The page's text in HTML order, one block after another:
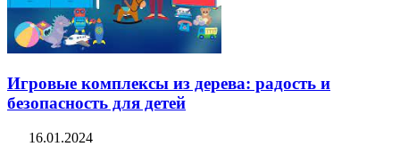
Игровые комплексы из дерева: радость и
безопасность для детей
16.01.2024